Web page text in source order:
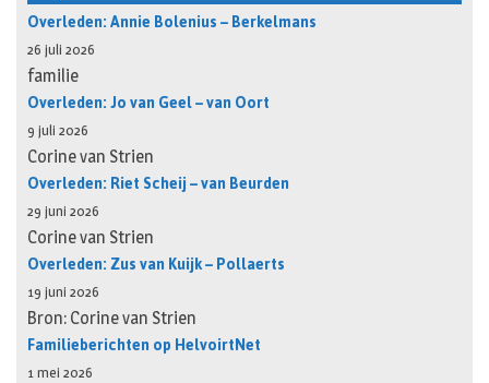
Overleden: Annie Bolenius – Berkelmans
26 juli 2026
familie
Overleden: Jo van Geel – van Oort
9 juli 2026
Corine van Strien
Overleden: Riet Scheij – van Beurden
29 juni 2026
Corine van Strien
Overleden: Zus van Kuijk – Pollaerts
19 juni 2026
Bron: Corine van Strien
Familieberichten op HelvoirtNet
1 mei 2026